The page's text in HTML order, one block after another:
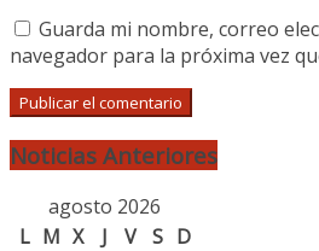
Guarda mi nombre, correo
navegador para la próxima vez
Noticias Anteriores
agosto 2026
L M X J V S D